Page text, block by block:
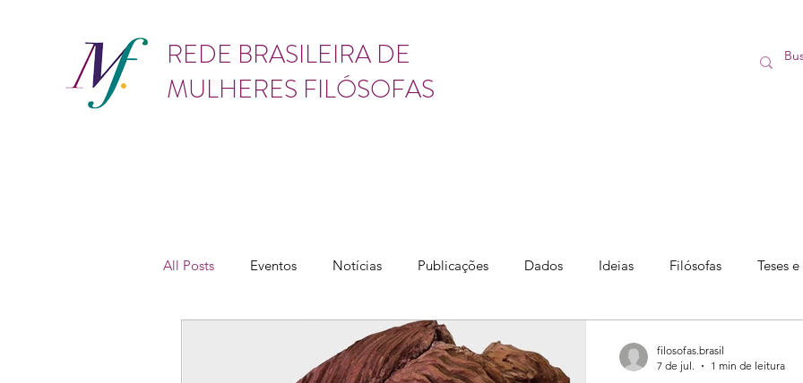
REDE BRASILEIRA DE
MULHERES FILÓSOFAS
All Posts Eventos Notícias Publicações Dados Ideias Filósofas Teses
Cursos
filosofas.brasil
7 de jul.
1 min de leitura